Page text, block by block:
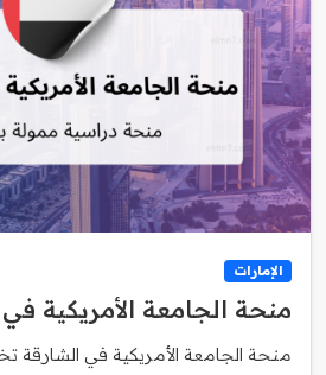
الإمارات
منحة الجامعة الأمريكية
منحة الجامعة الأمريكية في